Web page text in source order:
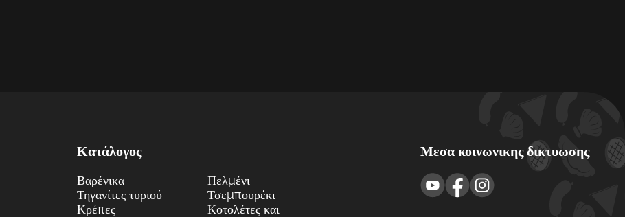
Κατάλογος
Βαρένικα
Τηγανίτες τυριού
Κρέπες
Πελμένι
Τσεμπουρέκι
Κοτολέτες και
Μεσα κοινωνικης δικτυωσης